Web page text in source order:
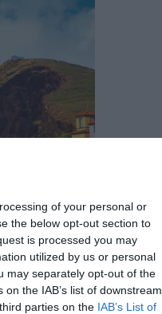
of your personal or
the below opt-out section to
is processed you may
utilized by us or personal
may separately opt-out of the
the IAB’s list of downstream
parties on the IAB’s List of